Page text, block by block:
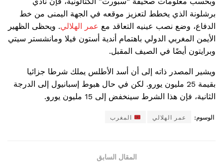
برشلونة الذي يخطط لتعزيز موقعه في الجهة اليمنى من خط
الدفاع، وضع نصب عينيه التعاقد مع عمر الهلالي. ويحظى الظهير
الأيمن المغربي الدولي باهتمام أندية أستون فيلا ومانشستر سيتي
وبرايتون أيضًا في الصيف المقبل.
ويشير المصدر ذاته إلى أن أسد الأطلس يملك شرطا جزائيا
بقيمة 25 مليون يورو. لكن في حال هبوط إسبانيول إلى الدرجة
الثانية، فإن هذا الشرط سينخفض ​​إلى 15 مليون يورو.
الوسوم: عمر الهلالي المغرب
المقال السابق